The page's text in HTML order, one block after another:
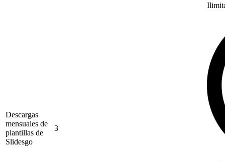
Descargas
mensuales de
plantillas de
Slidesgo
3